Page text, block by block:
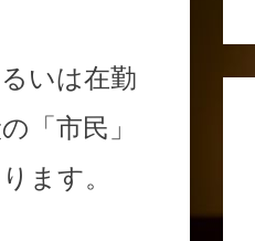
いは在勤
「市民」
ます。